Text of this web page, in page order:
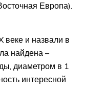
Европа).
веке и назвали в
найдена –
диаметром в 1
интересной